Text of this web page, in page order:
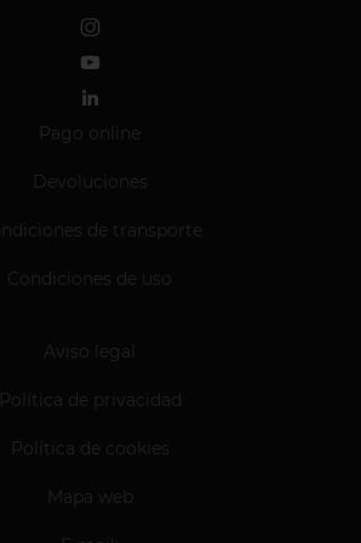
Pago online
Devoluciones
de transporte
Condiciones de uso
Aviso legal
Política de privacidad
Política de cookies
Mapa web